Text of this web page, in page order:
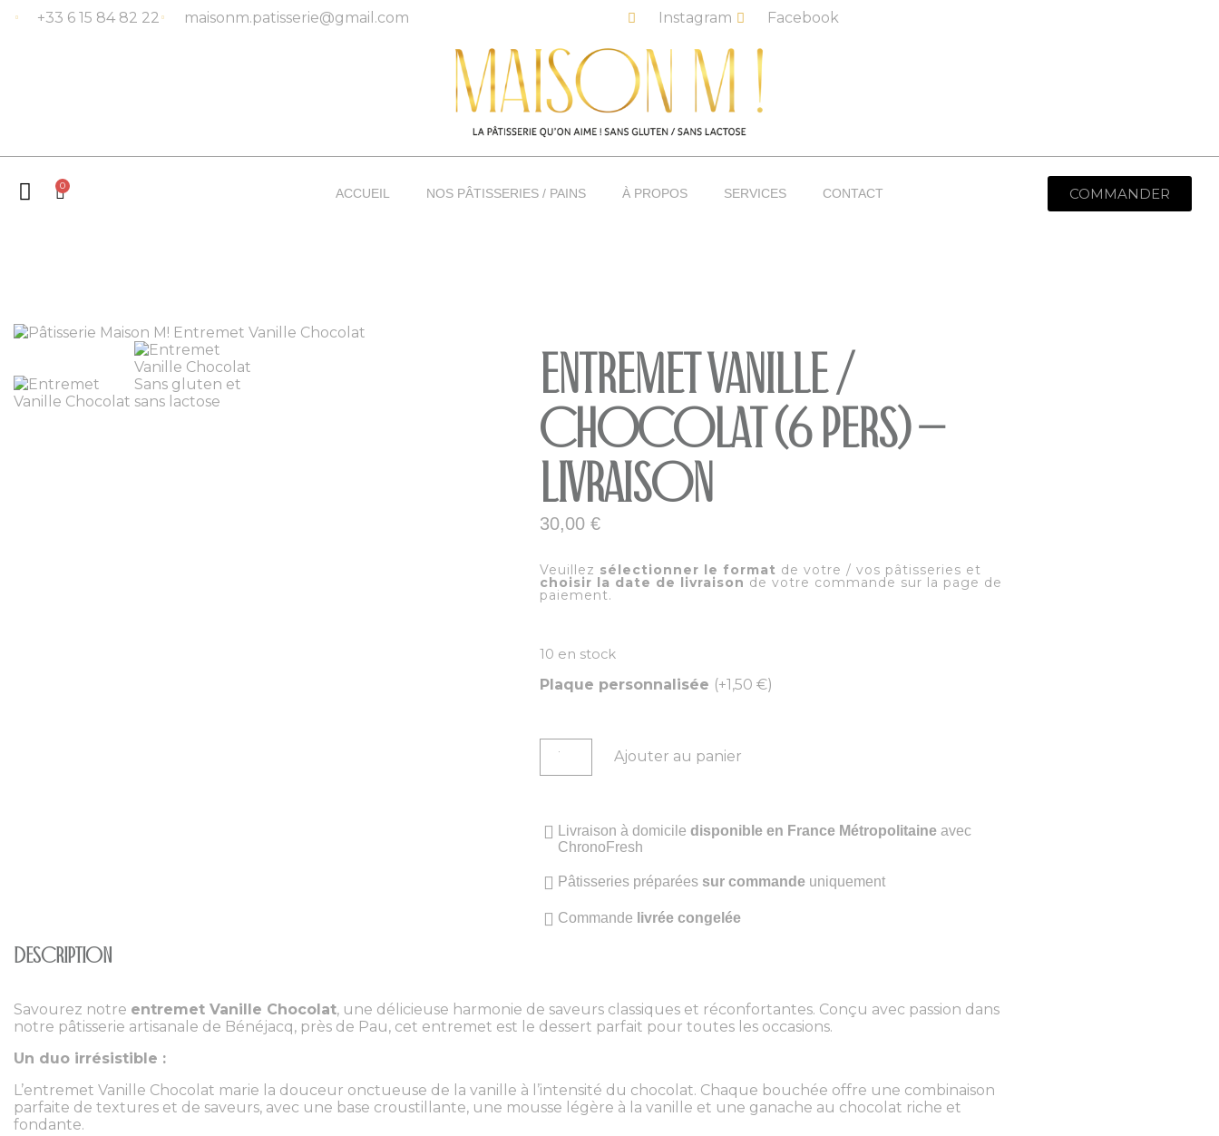
+33 6 15 84 82 22 maisonm.patisserie@gmail.com Instagram Facebook
0
ACCUEIL NOS PÂTISSERIES / PAINS À PROPOS SERVICES CONTACT COMMANDER
Entremet Vanille /
Chocolat (6 pers) –
Livraison
30,00 €
Veuillez sélectionner le format de votre / vos pâtisseries et
choisir la date de livraison de votre commande sur la page de
paiement.
10 en stock
Plaque personnalisée (+1,50 €)
Ajouter au panier
Livraison à domicile disponible en France Métropolitaine avec
ChronoFresh
Pâtisseries préparées sur commande uniquement
Commande livrée congelée
Description
Savourez notre entremet Vanille Chocolat, une délicieuse harmonie de saveurs classiques et réconfortantes. Conçu avec passion dans
notre pâtisserie artisanale de Bénéjacq, près de Pau, cet entremet est le dessert parfait pour toutes les occasions.
Un duo irrésistible :
L’entremet Vanille Chocolat marie la douceur onctueuse de la vanille à l’intensité du chocolat. Chaque bouchée offre une combinaison
parfaite de textures et de saveurs, avec une base croustillante, une mousse légère à la vanille et une ganache au chocolat riche et
fondante.